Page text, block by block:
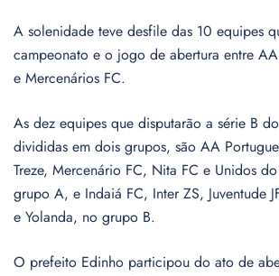
A solenidade teve desfile das 10 equipes
campeonato e o jogo de abertura entre
e Mercenários FC.
As dez equipes que disputarão a série B
divididas em dois grupos, são AA
Treze, Mercenário FC, Nita FC e Unidos
grupo A, e Indaiá FC, Inter ZS, Juventude
e Yolanda, no grupo B.
O prefeito Edinho participou do ato de